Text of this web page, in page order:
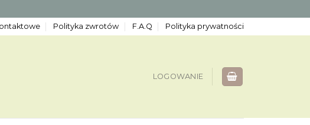
Polityka zwrotów F.A.Q Polityka prywatności
LOGOWANIE